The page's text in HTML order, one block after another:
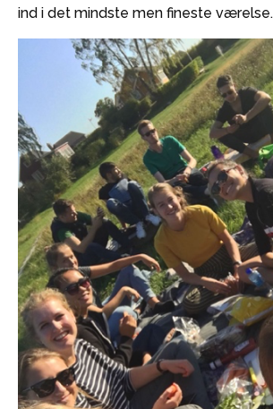
ind i det mindste men fineste værelse.